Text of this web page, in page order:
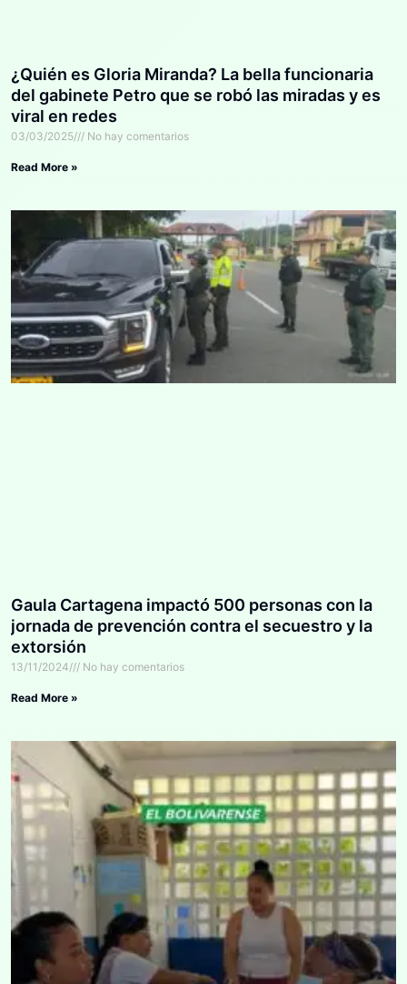
¿Quién es Gloria Miranda? La bella funcionaria
del gabinete Petro que se robó las miradas y es
viral en redes
03/03/2025 No hay comentarios
Read More »
Gaula Cartagena impactó 500 personas con la
jornada de prevención contra el secuestro y la
extorsión
13/11/2024 No hay comentarios
Read More »